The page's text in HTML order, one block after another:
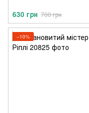
630 грн 700 грн
−10%